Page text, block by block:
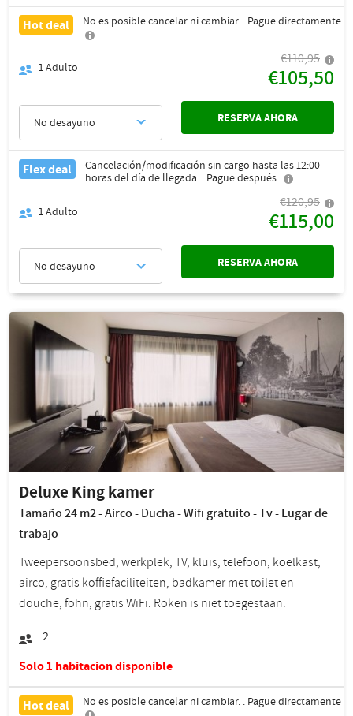
Hot deal No es posible cancelar ni cambiar. . Pague directamente
1Adulto
€110,95
€105,50
No desayuno RESERVA AHORA
Flex deal
Cancelación/modificación sin cargo hasta las 12:00
horas del día de llegada. . Pague después.
1Adulto
€120,95
€115,00
No desayuno RESERVA AHORA
Deluxe King kamer
Tamaño 24 m2 - Airco - Ducha - Wifi gratuito - Tv - Lugar de
trabajo
Tweepersoonsbed, werkplek, TV, kluis, telefoon, koelkast,
airco, gratis koffiefaciliteiten, badkamer met toilet en
douche, föhn, gratis WiFi. Roken is niet toegestaan.
2
Solo 1 habitacion disponible
Hot deal No es posible cancelar ni cambiar. . Pague directamente